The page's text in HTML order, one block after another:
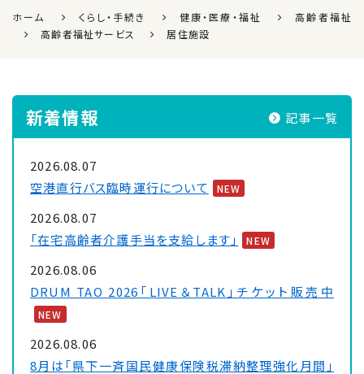
ホーム くらし・手続き 健康・医療・福祉
高齢者福祉
高齢者福祉サービス
居住施設
新着情報 記事一覧
2026.08.07
空港直行バス臨時運行について
NEW
2026.08.07
「在宅高齢者介護手当を支給します」
NEW
2026.08.06
DRUM TAO 2026「LIVE＆TALK」チケット販売中
NEW
2026.08.06
8月は「県下一斉国民健康保険税滞納整理強化月間」